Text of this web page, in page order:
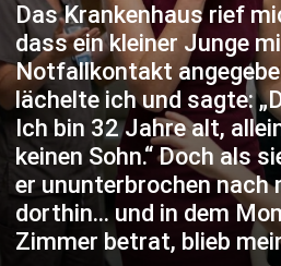
Das Krankenhaus rief
dass ein kleiner Junge
Notfallkontakt
lächelte ich und sagte:
Ich bin 32 Jahre alt,
keinen Sohn.“ Doch als
er ununterbrochen nach
dorthin… und in dem
Zimmer betrat, blieb